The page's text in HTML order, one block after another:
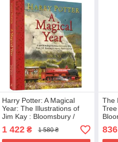
Harry Potter: A Magical
Year: The Illustrations of
Jim Kay : Bloomsbury /
Тверда обкладинка
1 422₴ 1 580 ₴
The
836